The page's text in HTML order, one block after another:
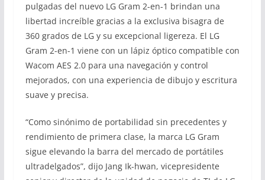
pulgadas del nuevo LG Gram 2-en-1 brindan una
libertad increíble gracias a la exclusiva bisagra de
360 grados de LG y su excepcional ligereza. El LG
Gram 2-en-1 viene con un lápiz óptico compatible con
Wacom AES 2.0 para una navegación y control
mejorados, con una experiencia de dibujo y escritura
suave y precisa.
“Como sinónimo de portabilidad sin precedentes y
rendimiento de primera clase, la marca LG Gram
sigue elevando la barra del mercado de portátiles
ultradelgados”, dijo Jang Ik-hwan, vicepresidente